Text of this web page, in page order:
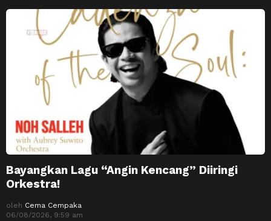
Bayangkan Lagu “Angin Kencang” Diiringi
Orkestra!
oleh Cema Cempaka
06/08/2026, 9:59 am